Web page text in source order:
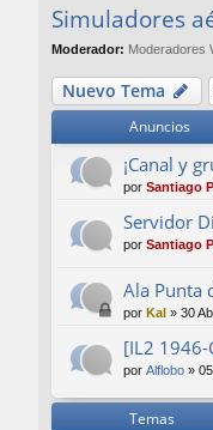
Simuladores
Moderador: Moderadores
Nuevo Tema
Anuncios
¡Canal y
por Santiago
Servidor
por Santiago
Ala Punta
por Kal » 30
[IL2 1946-
por Alflobo »
Temas